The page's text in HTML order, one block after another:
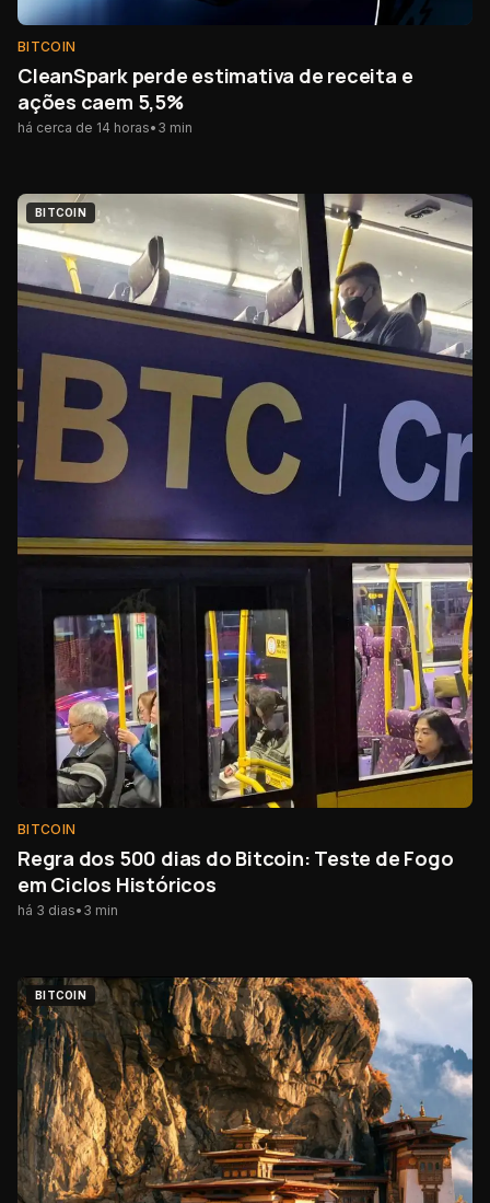
BITCOIN
CleanSpark perde estimativa de receita e
ações caem 5,5%
há cerca de 14 horas• 3 min
BITCOIN
BITCOIN
Regra dos 500 dias do Bitcoin: Teste de Fogo
em Ciclos Históricos
há 3 dias• 3 min
BITCOIN